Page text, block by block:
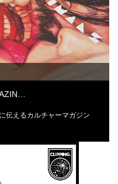
伝えるカルチャーマガジン